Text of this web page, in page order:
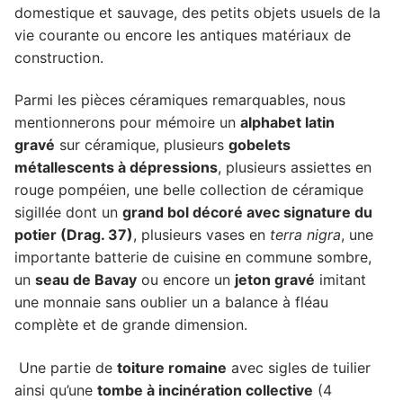
domestique et sauvage, des petits objets usuels de la
vie courante ou encore les antiques matériaux de
construction.
Parmi les pièces céramiques remarquables, nous
mentionnerons pour mémoire un alphabet latin
gravé sur céramique, plusieurs gobelets
métallescents à dépressions, plusieurs assiettes en
rouge pompéien, une belle collection de céramique
sigillée dont un grand bol décoré avec signature du
potier (Drag. 37), plusieurs vases en terra nigra, une
importante batterie de cuisine en commune sombre,
un seau de Bavay ou encore un jeton gravé imitant
une monnaie sans oublier un a balance à fléau
complète et de grande dimension.
Une partie de toiture romaine avec sigles de tuilier
ainsi qu’une tombe à incinération collective (4